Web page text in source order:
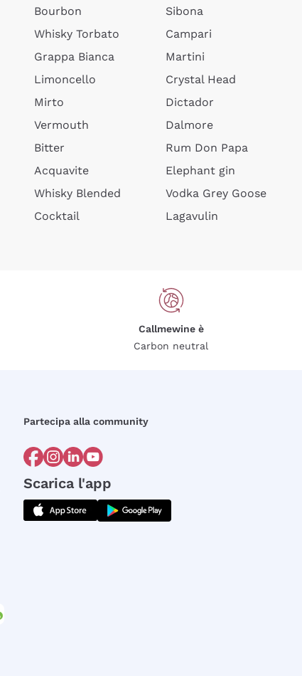
Bourbon
Whisky Torbato
Grappa Bianca
Limoncello
Mirto
Vermouth
Bitter
Acquavite
Whisky Blended
Cocktail
Sibona
Campari
Martini
Crystal Head
Dictador
Dalmore
Rum Don Papa
Elephant gin
Vodka Grey Goose
Lagavulin
Callmewine è
Carbon neutral
Partecipa alla community
Scarica l'app